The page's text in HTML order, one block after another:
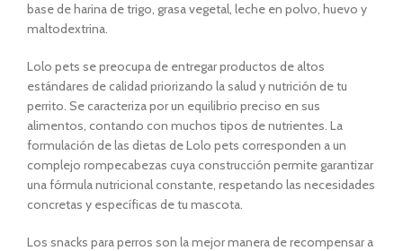
base de harina de trigo, grasa vegetal, leche en polvo, huevo y
maltodextrina.
Lolo pets se preocupa de entregar productos de altos
estándares de calidad priorizando la salud y nutrición de tu
perrito. Se caracteriza por un equilibrio preciso en sus
alimentos, contando con muchos tipos de nutrientes. La
formulación de las dietas de Lolo pets corresponden a un
complejo rompecabezas cuya construcción permite garantizar
una fórmula nutricional constante, respetando las necesidades
concretas y específicas detu mascota.
Los snacks para perros son la mejor manera de recompensar a